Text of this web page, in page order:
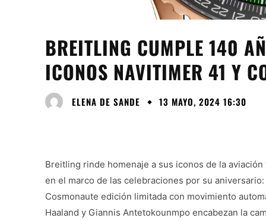
BREITLING CUMPLE 140
ICONOS NAVITIMER 41 Y
ELENA DE SANDE 13 MAYO, 2024 16:30
Breitling rinde homenaje a sus iconos de la
en el marco de las celebraciones por su
Cosmonaute edición limitada con movimiento
Haaland y Giannis Antetokounmpo encabezan la